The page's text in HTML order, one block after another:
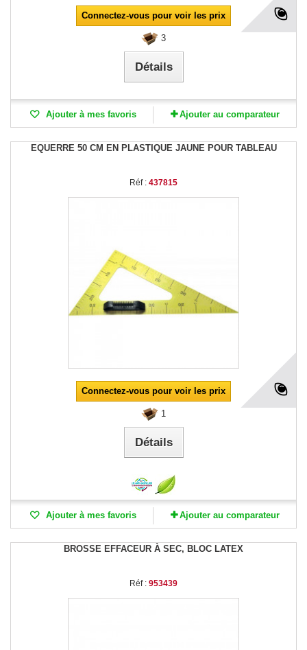
Connectez-vous pour voir les prix
3
Détails
Ajouter à mes favoris Ajouter au comparateur
EQUERRE 50 CM EN PLASTIQUE JAUNE POUR TABLEAU
Réf : 437815
Connectez-vous pour voir les prix
1
Détails
Ajouter à mes favoris Ajouter au comparateur
BROSSE EFFACEUR À SEC, BLOC LATEX
Réf : 953439